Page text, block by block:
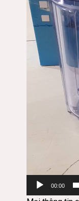
00:00